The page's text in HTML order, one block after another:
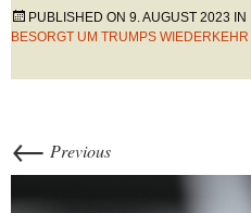
PUBLISHED ON 9. AUGUST 2023 IN
BESORGT UM TRUMPS WIEDERKEHR
← Previous